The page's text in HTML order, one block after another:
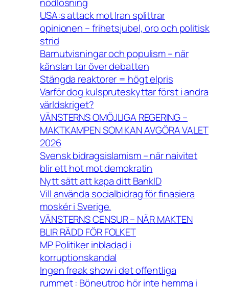
nödlösning
USA:s attack mot Iran splittrar
opinionen – frihetsjubel, oro och politisk
strid
Barnutvisningar och populism – när
känslan tar över debatten
Stängda reaktorer = högt elpris
Varför dog kulspruteskyttar först i andra
världskriget?
VÄNSTERNS OMÖJLIGA REGERING –
MAKTKAMPEN SOM KAN AVGÖRA VALET
2026
Svensk bidragsislamism – när naivitet
blir ett hot mot demokratin
Nytt sätt att kapa ditt BankID
Vill använda socialbidrag för finasiera
moskér i Sverige.
VÄNSTERNS CENSUR – NÄR MAKTEN
BLIR RÄDD FÖR FOLKET
MP Politiker inbladad i
korruptionskandal
Ingen freak show i det offentliga
rummet : Böneutrop hör inte hemma i